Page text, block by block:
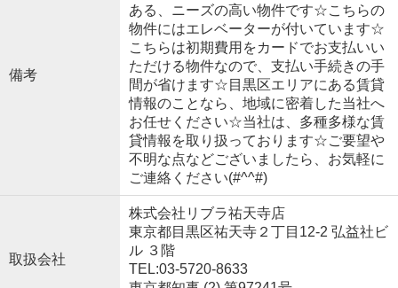
備考
ある、ニーズの高い物件です☆こちらの
物件にはエレベーターが付いています☆
こちらは初期費用をカードでお支払いい
ただける物件なので、支払い手続きの手
間が省けます☆目黒区エリアにある賃貸
情報のことなら、地域に密着した当社へ
お任せください☆当社は、多種多様な賃
貸情報を取り扱っております☆ご要望や
不明な点などございましたら、お気軽に
ご連絡ください(#^^#)
取扱会社
株式会社リブラ祐天寺店
東京都目黒区祐天寺２丁目12-2 弘益社ビ
ル ３階
TEL:03-5720-8633